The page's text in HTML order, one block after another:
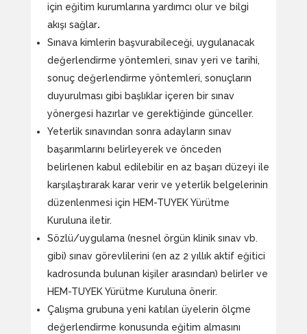
için eğitim kurumlarına yardımcı olur ve bilgi
akışı sağlar.
Sınava kimlerin başvurabileceği, uygulanacak
değerlendirme yöntemleri, sınav yeri ve tarihi,
sonuç değerlendirme yöntemleri, sonuçların
duyurulması gibi başlıklar içeren bir sınav
yönergesi hazırlar ve gerektiğinde günceller.
Yeterlik sınavından sonra adayların sınav
başarımlarını belirleyerek ve önceden
belirlenen kabul edilebilir en az başarı düzeyi ile
karşılaştırarak karar verir ve yeterlik belgelerinin
düzenlenmesi için HEM-TUYEK Yürütme
Kuruluna iletir.
Sözlü/uygulama (nesnel örgün klinik sınav vb.
gibi) sınav görevlilerini (en az 2 yıllık aktif eğitici
kadrosunda bulunan kişiler arasından) belirler ve
HEM-TUYEK Yürütme Kuruluna önerir.
Çalışma grubuna yeni katılan üyelerin ölçme
değerlendirme konusunda eğitim almasını